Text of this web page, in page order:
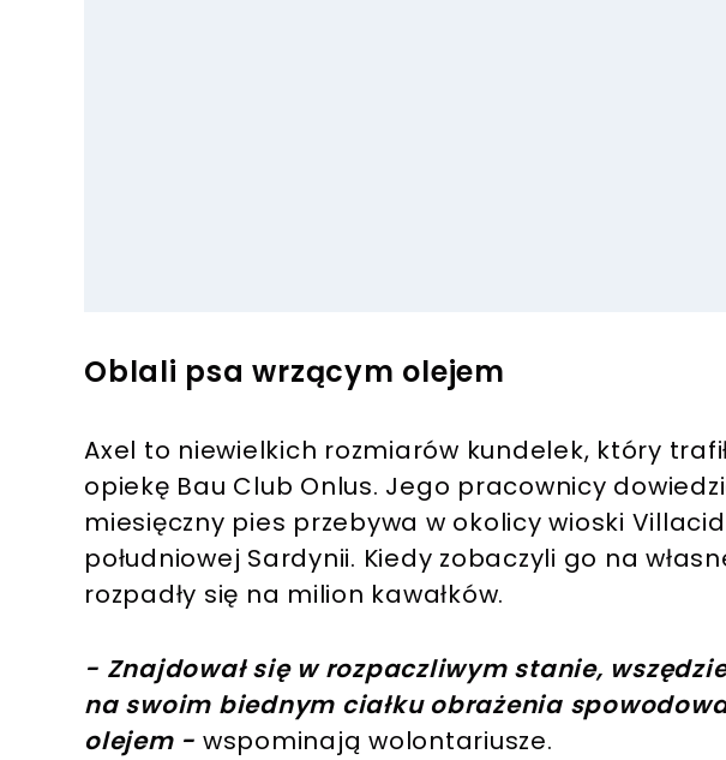
Oblali psa wrzącym olejem
Axel to niewielkich rozmiarów kundelek, który
opiekę Bau Club Onlus. Jego pracownicy
miesięczny pies przebywa w okolicy wioski
południowej Sardynii. Kiedy zobaczyli go na
rozpadły się na milion kawałków.
- Znajdował się w rozpaczliwym stanie,
na swoim biednym ciałku obrażenia
olejem - wspominają wolontariusze.